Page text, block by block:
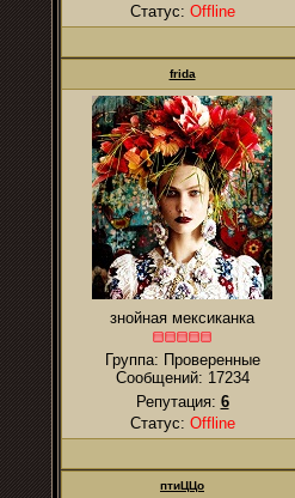
Статус: Offline
frida
знойная мексиканка
Группа: Проверенные
Сообщений: 17234
Репутация: 6
Статус: Offline
птиЦЦо